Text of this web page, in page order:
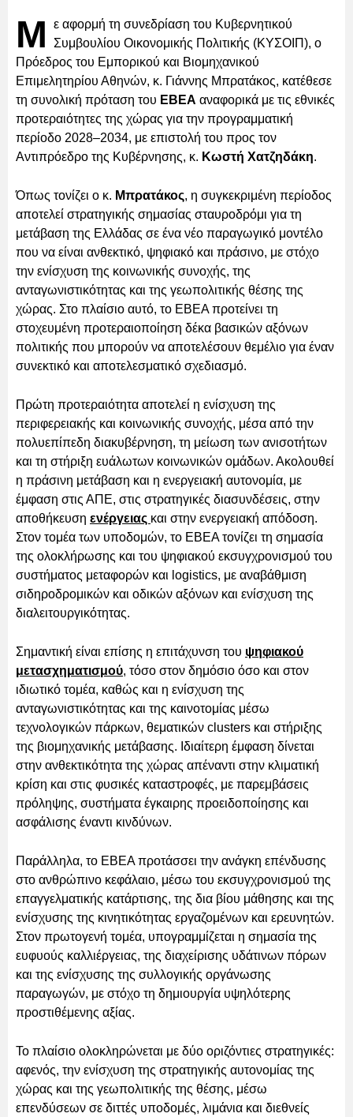
Μ
ε αφορμή τη συνεδρίαση του Κυβερνητικού
Συμβουλίου Οικονομικής Πολιτικής (ΚΥΣΟΙΠ), ο
Πρόεδρος του Εμπορικού και Βιομηχανικού
Επιμελητηρίου Αθηνών, κ. Γιάννης Μπρατάκος, κατέθεσε
τη συνολική πρόταση του ΕΒΕΑ αναφορικά με τις εθνικές
προτεραιότητες της χώρας για την προγραμματική
περίοδο 2028–2034, με επιστολή του προς τον
Αντιπρόεδρο της Κυβέρνησης, κ. Κωστή Χατζηδάκη.
Όπως τονίζει ο κ. Μπρατάκος, η συγκεκριμένη περίοδος
αποτελεί στρατηγικής σημασίας σταυροδρόμι για τη
μετάβαση της Ελλάδας σε ένα νέο παραγωγικό μοντέλο
που να είναι ανθεκτικό, ψηφιακό και πράσινο, με στόχο
την ενίσχυση της κοινωνικής συνοχής, της
ανταγωνιστικότητας και της γεωπολιτικής θέσης της
χώρας. Στο πλαίσιο αυτό, το ΕΒΕΑ προτείνει τη
στοχευμένη προτεραιοποίηση δέκα βασικών αξόνων
πολιτικής που μπορούν να αποτελέσουν θεμέλιο για έναν
συνεκτικό και αποτελεσματικό σχεδιασμό.
Πρώτη προτεραιότητα αποτελεί η ενίσχυση της
περιφερειακής και κοινωνικής συνοχής, μέσα από την
πολυεπίπεδη διακυβέρνηση, τη μείωση των ανισοτήτων
και τη στήριξη ευάλωτων κοινωνικών ομάδων. Ακολουθεί
η πράσινη μετάβαση και η ενεργειακή αυτονομία, με
έμφαση στις ΑΠΕ, στις στρατηγικές διασυνδέσεις, στην
αποθήκευση ενέργειας και στην ενεργειακή απόδοση.
Στον τομέα των υποδομών, το ΕΒΕΑ τονίζει τη σημασία
της ολοκλήρωσης και του ψηφιακού εκσυγχρονισμού του
συστήματος μεταφορών και logistics, με αναβάθμιση
σιδηροδρομικών και οδικών αξόνων και ενίσχυση της
διαλειτουργικότητας.
Σημαντική είναι επίσης η επιτάχυνση του ψηφιακού
μετασχηματισμού, τόσο στον δημόσιο όσο και στον
ιδιωτικό τομέα, καθώς και η ενίσχυση της
ανταγωνιστικότητας και της καινοτομίας μέσω
τεχνολογικών πάρκων, θεματικών clusters και στήριξης
της βιομηχανικής μετάβασης. Ιδιαίτερη έμφαση δίνεται
στην ανθεκτικότητα της χώρας απέναντι στην κλιματική
κρίση και στις φυσικές καταστροφές, με παρεμβάσεις
πρόληψης, συστήματα έγκαιρης προειδοποίησης και
ασφάλισης έναντι κινδύνων.
Παράλληλα, το ΕΒΕΑ προτάσσει την ανάγκη επένδυσης
στο ανθρώπινο κεφάλαιο, μέσω του εκσυγχρονισμού της
επαγγελματικής κατάρτισης, της δια βίου μάθησης και της
ενίσχυσης της κινητικότητας εργαζομένων και ερευνητών.
Στον πρωτογενή τομέα, υπογραμμίζεται η σημασία της
ευφυούς καλλιέργειας, της διαχείρισης υδάτινων πόρων
και της ενίσχυσης της συλλογικής οργάνωσης
παραγωγών, με στόχο τη δημιουργία υψηλότερης
προστιθέμενης αξίας.
Το πλαίσιο ολοκληρώνεται με δύο οριζόντιες στρατηγικές:
αφενός, την ενίσχυση της στρατηγικής αυτονομίας της
χώρας και της γεωπολιτικής της θέσης, μέσω
επενδύσεων σε διττές υποδομές, λιμάνια και διεθνείς